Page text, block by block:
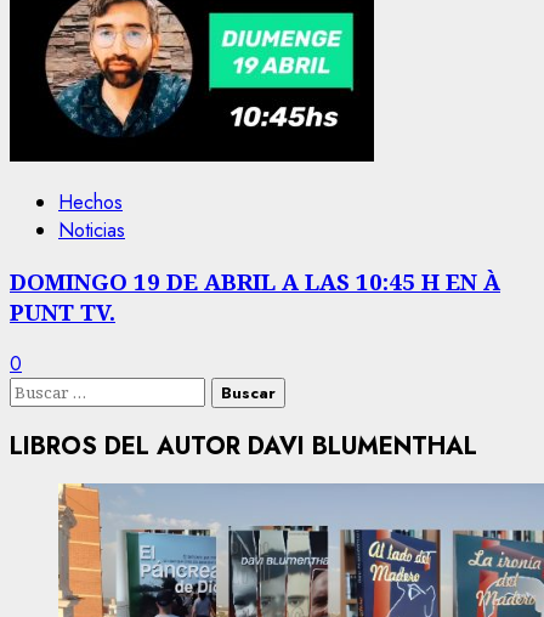
Hechos
Noticias
DOMINGO 19 DE ABRIL A LAS 10:45 H EN À
PUNT TV.
0
Buscar:
LIBROS DEL AUTOR DAVI BLUMENTHAL